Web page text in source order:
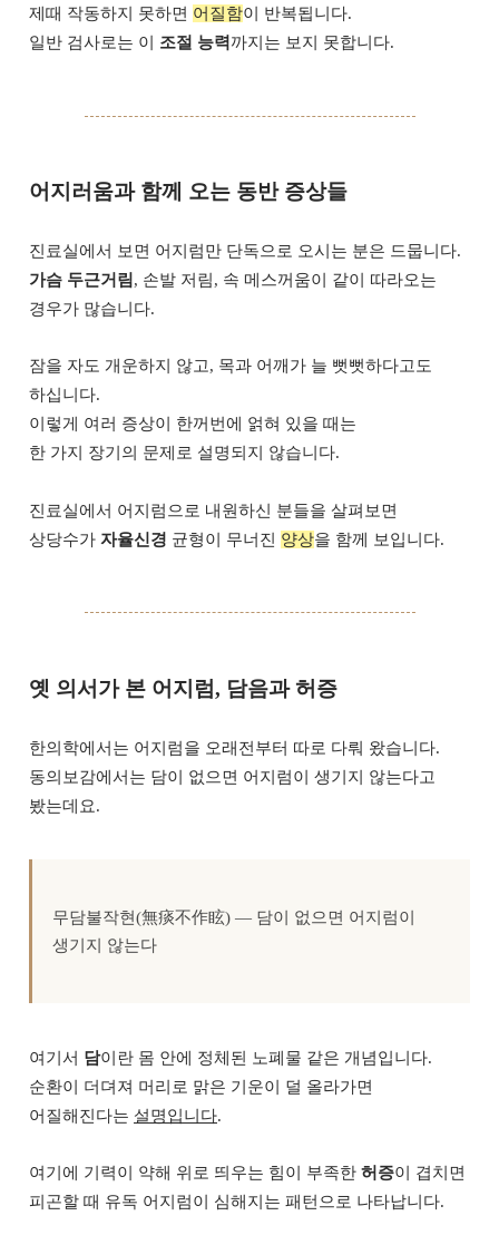
제때 작동하지 못하면 어질함이 반복됩니다.
일반 검사로는 이 조절 능력 까지는 보지 못합니다.
어지러움과 함께 오는 동반 증상들
진료실에서 보면 어지럼만 단독으로 오시는 분은 드뭅니다.
가슴 두근거림 , 손발 저림, 속 메스꺼움이 같이 따라오는
경우가 많습니다.
잠을 자도 개운하지 않고, 목과 어깨가 늘 뻣뻣하다고도
하십니다.
이렇게 여러 증상이 한꺼번에 얽혀 있을 때는
한 가지 장기의 문제로 설명되지 않습니다.
진료실에서 어지럼으로 내원하신 분들을 살펴보면
상당수가 자율신경 균형이 무너진 양상을 함께 보입니다.
옛 의서가 본 어지럼, 담음과 허증
한의학에서는 어지럼을 오래전부터 따로 다뤄 왔습니다.
동의보감에서는 담이 없으면 어지럼이 생기지 않는다고
봤는데요.
무담불작현(無痰不作眩) — 담이 없으면 어지럼이
생기지 않는다
여기서 담이란 몸 안에 정체된 노폐물 같은 개념입니다.
순환이 더뎌져 머리로 맑은 기운이 덜 올라가면
어질해진다는 설명입니다.
여기에 기력이 약해 위로 띄우는 힘이 부족한 허증이 겹치면
피곤할 때 유독 어지럼이 심해지는 패턴으로 나타납니다.